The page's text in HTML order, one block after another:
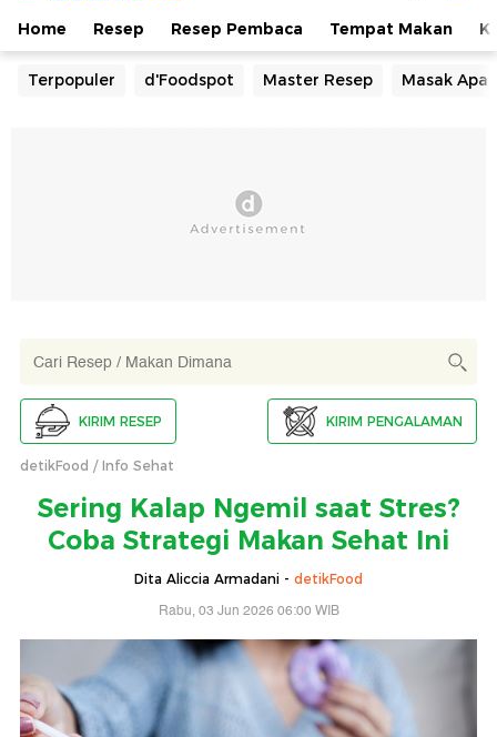
Home Resep Resep Pembaca Tempat Makan
Terpopuler d'Foodspot Master Resep Masak Apa
KIRIM RESEP KIRIM PENGALAMAN
detikFood Info Sehat
Sering Kalap Ngemil saat Stres?
Coba Strategi Makan Sehat Ini
Dita Aliccia Armadani - detikFood
Rabu, 03 Jun 2026 06:00 WIB